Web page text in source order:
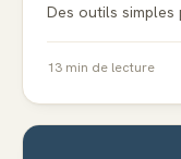
Des outils
13 min de lecture